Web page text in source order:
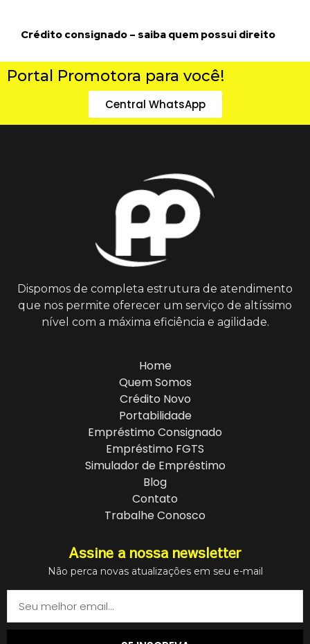
Crédito consignado – saiba quem possui direito
Portal Promotora para você!
Central WhatsApp
Dispomos de completa estrutura de atendimento
que nos permite oferecer um serviço de altíssimo
nível com a máxima eficiência e agilidade.
Home
Quem Somos
Crédito Novo
Portabilidade
Empréstimo Consignado
Empréstimo FGTS
Simulador de Empréstimo
Blog
Contato
Trabalhe Conosco
Assine a nossa newsletter
Não perca novas atualizações em seu e-mail